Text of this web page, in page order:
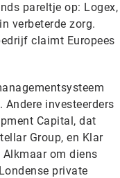
pareltje op: Logex,
verbeterde zorg.
claimt Europees
Andere investeerders
Capital, dat
Group, en Klar
om diens
private